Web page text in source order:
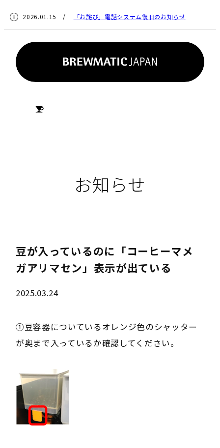
2026.01.15 / 「お詫び」電話システム復旧のお知らせ
お知らせ
豆が入っているのに「コーヒーマメ
ガアリマセン」表示が出ている
2025.03.24
①豆容器についているオレンジ色のシャッター
が奥まで入っているか確認してください。